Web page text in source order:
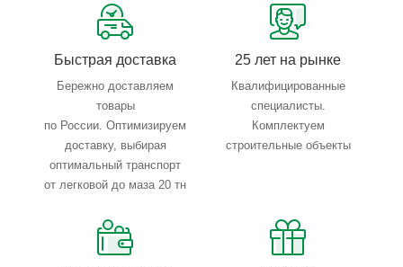
Быстрая доставка
Бережно доставляем
товары
по России. Оптимизируем
доставку, выбирая
оптимальный транспорт
от легковой до маза 20 тн
25 лет на рынке
Квалифицированные
специалисты.
Комплектуем
строительные объекты